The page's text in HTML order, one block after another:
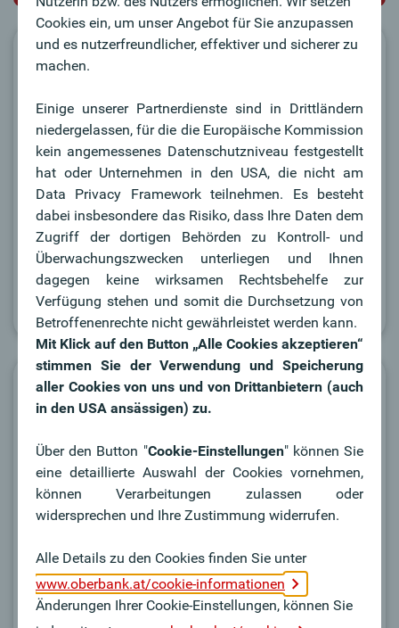
Ihr ausgewähltes Produkt
Verwalten Sie Ihre Spareinlagen selbst - einfach und
flexibel mit dem Oberbank Online Sparen!
Service Hotline
Benötigen Sie weitere Informationen oder Hilfe beim
Produktantrag?
+43 732 / 7802 - 0
Mo - Fr: 08:00 - 18:00 Uhr
(an Bankwerktagen)
Sa: 08:00 - 13:00 Uhr
Cookies ein, um unser Angebot für Sie anzupassen
und es nutzerfreundlicher, effektiver und sicherer zu
machen.
Einige unserer Partnerdienste sind in Drittländern
niedergelassen, für die die Europäische Kommission
kein angemessenes Datenschutzniveau festgestellt
hat oder Unternehmen in den USA, die nicht am
Data Privacy Framework teilnehmen. Es besteht
dabei insbesondere das Risiko, dass Ihre Daten dem
Zugriff der dortigen Behörden zu Kontroll- und
Überwachungszwecken unterliegen und Ihnen
dagegen keine wirksamen Rechtsbehelfe zur
Verfügung stehen und somit die Durchsetzung von
Betroffenenrechte nicht gewährleistet werden kann.
Mit Klick auf den Button „Alle Cookies akzeptieren“
stimmen Sie der Verwendung und Speicherung
aller Cookies von uns und von Drittanbietern (auch
in den USA ansässigen) zu.
Über den Button "Cookie-Einstellungen" können Sie
eine detaillierte Auswahl der Cookies vornehmen,
können Verarbeitungen zulassen oder
widersprechen und Ihre Zustimmung widerrufen.
Alle Details zu den Cookies finden Sie unter
www.oberbank.at/cookie-informationen
Änderungen Ihrer Cookie-Einstellungen, können Sie